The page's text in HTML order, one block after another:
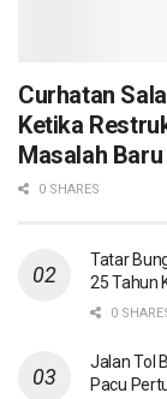
Curhatan
Ketika
Masalah Baru
0 SHARES
Tatar
25 Tahun
0
Jalan Tol
Pacu